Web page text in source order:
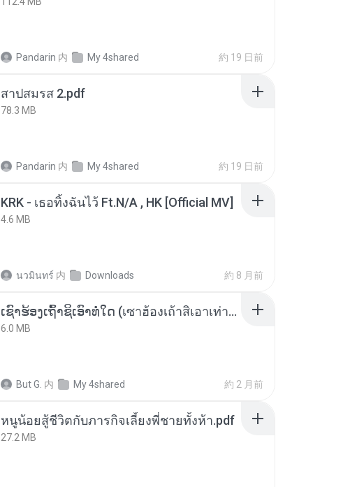
Pandarin 内 My 4shared 約 19 日前
สาปสมรส 2.pdf
78.3 MB
Pandarin 内 My 4shared 約 19 日前
KRK - เธอทิ้งฉันไว้ Ft.N/A , HK [Official MV]
4.6 MB
นวมินทร์ 内 Downloads 約 8 月前
ເຊົາຮ້ອງເຖົ້າຊິເອົາທໍ່ໃດ (เซาฮ้องเถ้าสิเอาเท่าใด) ບຸນເກີດ ຫນູຫ່ວງ ft. ໂສພາ ຈຸນທະລາ
6.0 MB
But G. 内 My 4shared 約 2 月前
หนูน้อยสู้ชีวิตกับภารกิจเลี้ยงพี่ชายทั้งห้า.pdf
27.2 MB